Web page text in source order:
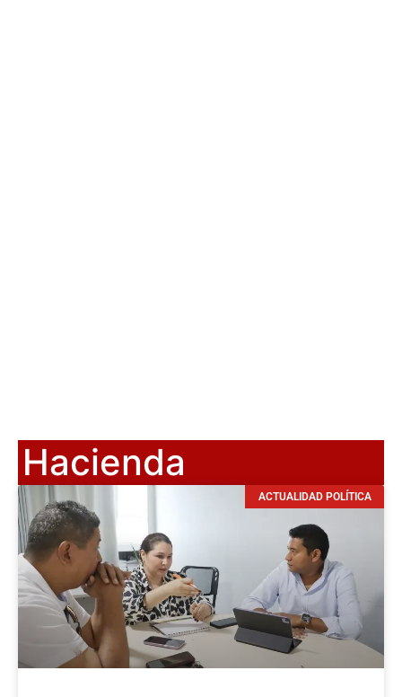
Hacienda
ACTUALIDAD POLÍTICA